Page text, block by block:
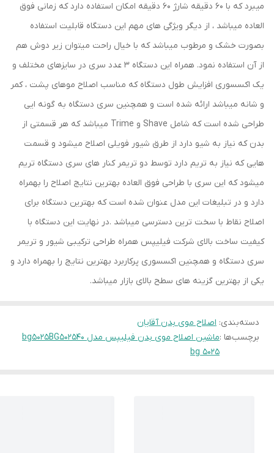
میبرد که با 60 دقیقه شارژ 60 دقیقه امکان استفاده دارد که زمانی فوق
العاده میباشد ، از دیگر ویژگی های مهم این دستگاه قابلیت استفاده
بصورت خشک و مرطوب میباشد که با خیال راحت میتوان زیر دوش هم
از آن استفاده نمود. همراه این دستگاه 3 عدد سری در سایزهای مختلف و
یک اکسسوری افزایش طول دستگاه که مناسب اصلاح موهای پشت ، کمر
و شانه میباشد ارائه شده است و همچنین سری دستگاه به گونه ایی
طراحی شده است که شامل Shave و Trime میباشد که هر قسمتی از
بدن که نیاز به شیو دارد از طرق شیور فویلی اصلاح میشود و قسمت
هایی که نیاز به تریم دارد توسط دو تریمر کنار های سری دستگاه تریم
میشود که این سری با طراحی فوق العاده بهترین نتایج اصلاح را بهمراه
دارد و در تبلیغات این مدل عنوان شده است که بهترین دستگاه برای
اصلاح نقاط با سخت ترین دسترسی میباشد .در نهایت این دستگاه با
کیفیت ساخت بالای شرکت فیلیپس همراه طراحی ترکیبی شیور و تریمر
سری دستگاه و همچنین اکسسوری پرکاربرد بهترین نتایج را بهمراه دارد و
یکی از بهترین گزینه های سطح بالای بازار میباشد.
دسته‌بندی: اصلاح موی بدن آقایان
برچسب‌ها :ماشین اصلاح موی بدن فیلیپس مدل BG502540
bg5025
bg 5025